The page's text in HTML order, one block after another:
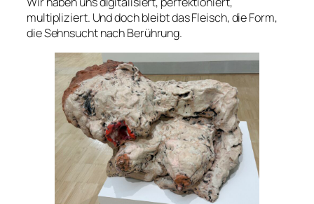
multipliziert. Und doch bleibt das Fleisch, die Form,
die Sehnsucht nach Berührung.